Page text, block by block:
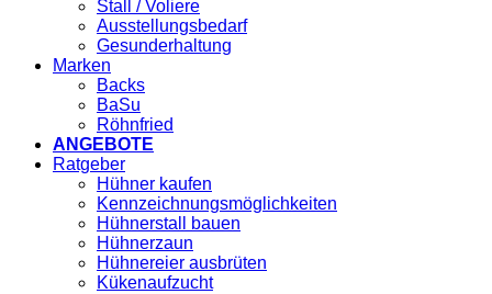
Stall / Voliere
Ausstellungsbedarf
Gesunderhaltung
Marken
Backs
BaSu
Röhnfried
ANGEBOTE
Ratgeber
Hühner kaufen
Kennzeichnungsmöglichkeiten
Hühnerstall bauen
Hühnerzaun
Hühnereier ausbrüten
Kükenaufzucht